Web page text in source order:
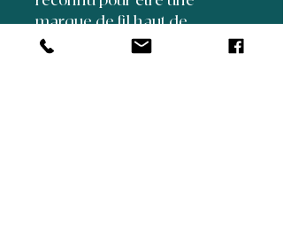
marque de fil haut de
gamme, pratiquement non